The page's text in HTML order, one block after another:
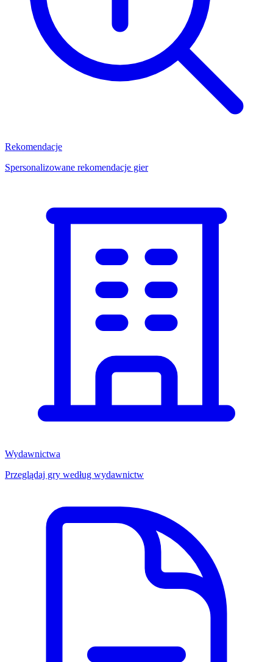
Rekomendacje
Spersonalizowane rekomendacje gier
Wydawnictwa
Przeglądaj gry według wydawnictw